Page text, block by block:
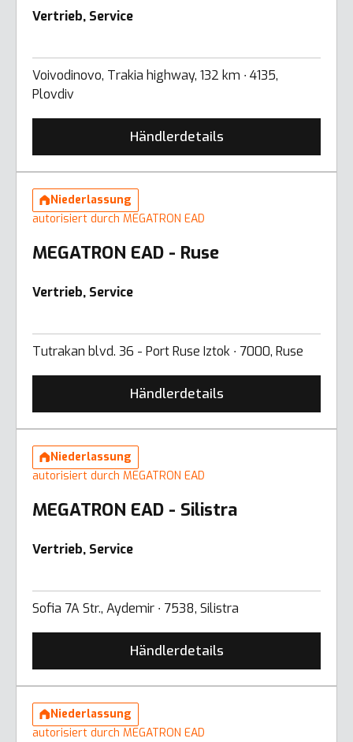
Vertrieb, Service
Voivodinovo, Trakia highway, 132 km ∙ 4135,
Plovdiv
Händlerdetails
Niederlassung
autorisiert durch MEGATRON EAD
MEGATRON EAD - Ruse
Vertrieb, Service
Tutrakan blvd. 36 - Port Ruse Iztok ∙ 7000, Ruse
Händlerdetails
Niederlassung
autorisiert durch MEGATRON EAD
MEGATRON EAD - Silistra
Vertrieb, Service
Sofia 7A Str., Aydemir ∙ 7538, Silistra
Händlerdetails
Niederlassung
autorisiert durch MEGATRON EAD